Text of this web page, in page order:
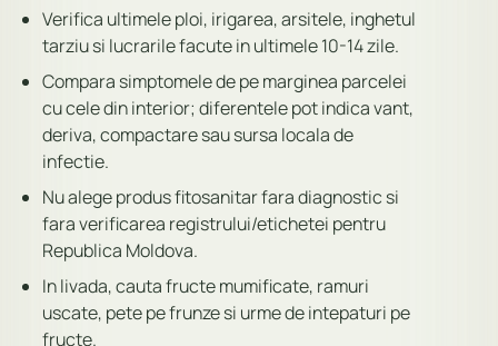
Verifica ultimele ploi, irigarea, arsitele, inghetul
tarziu si lucrarile facute in ultimele 10-14 zile.
Compara simptomele de pe marginea parcelei
cu cele din interior; diferentele pot indica vant,
deriva, compactare sau sursa locala de
infectie.
Nu alege produs fitosanitar fara diagnostic si
fara verificarea registrului/etichetei pentru
Republica Moldova.
In livada, cauta fructe mumificate, ramuri
uscate, pete pe frunze si urme de intepaturi pe
fructe.